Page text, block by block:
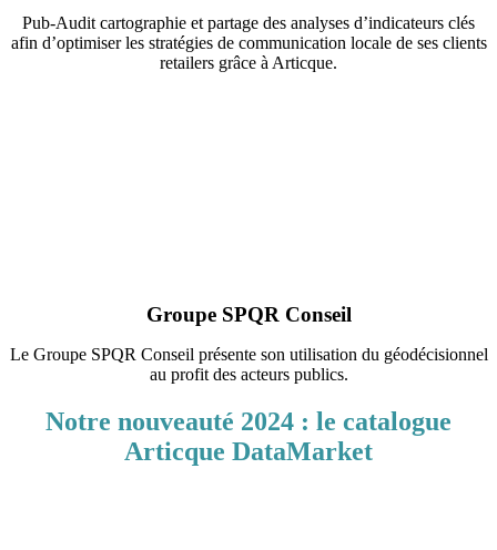
Pub-Audit cartographie et partage des analyses d’indicateurs clés
afin d’optimiser les stratégies de communication locale de ses clients
retailers grâce à Articque.
Groupe SPQR Conseil
Le Groupe SPQR Conseil présente son utilisation du géodécisionnel
au profit des acteurs publics.
Notre nouveauté 2024 : le catalogue
Articque DataMarket